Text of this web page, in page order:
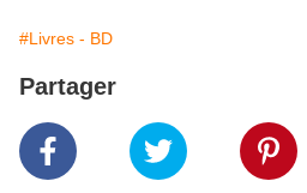
#Livres - BD
Partager